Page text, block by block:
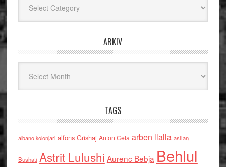
ARKIV
TAGS
albano kolonjari alfons Grishaj Anton Cefa arben llalla asllan
Bushati Astrit Lulushi Aurenc Bebja Behlul